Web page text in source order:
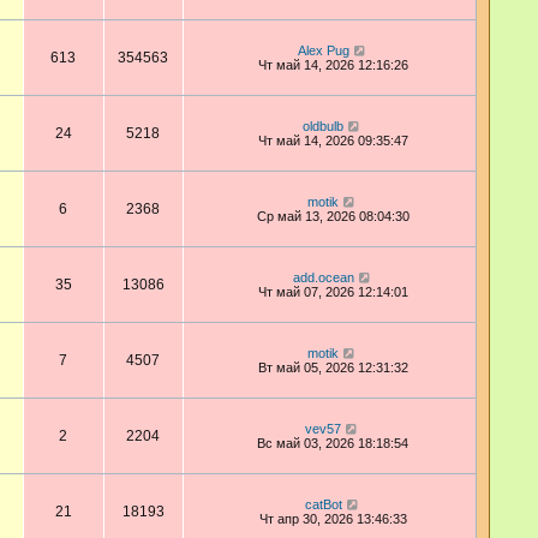
613 354563
Alex Pug
Чт май 14, 2026 12:16:26
24 5218
oldbulb
Чт май 14, 2026 09:35:47
6 2368
motik
Ср май 13, 2026 08:04:30
35 13086
add.ocean
Чт май 07, 2026 12:14:01
7 4507
motik
Вт май 05, 2026 12:31:32
2 2204
vev57
Вс май 03, 2026 18:18:54
21 18193
catBot
Чт апр 30, 2026 13:46:33